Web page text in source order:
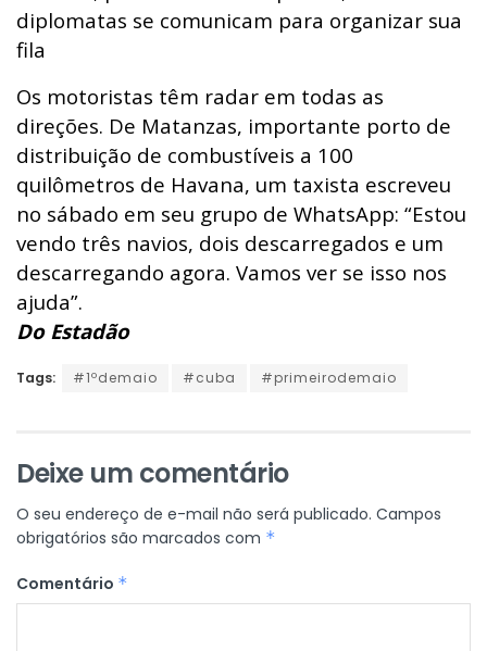
diplomatas se comunicam para organizar sua
fila
Os motoristas têm radar em todas as
direções. De Matanzas, importante porto de
distribuição de combustíveis a 100
quilômetros de Havana, um taxista escreveu
no sábado em seu grupo de WhatsApp: “Estou
vendo três navios, dois descarregados e um
descarregando agora. Vamos ver se isso nos
ajuda”.
Do Estadão
Tags: #1ºdemaio #cuba #primeirodemaio
Deixe um comentário
O seu endereço de e-mail não será publicado. Campos
obrigatórios são marcados com *
Comentário *